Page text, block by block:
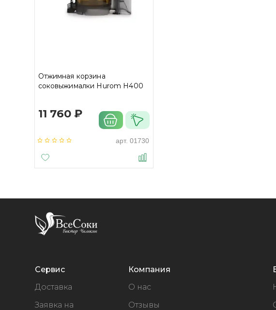
Отжимная корзина
соковыжималки Hurom H400
11 760 ₽
арт. 01730
Сервис
Доставка
Заявка на
Компания
О нас
Отзывы